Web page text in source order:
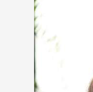
- Quy định & Pháp lý: Brazil
24h đối với các giao dịch
hoặc ví tự quản. Fork BIP-
hashpower, khoảng cách
Lời khuyên từ chuyên gia:
ưu thế. Nhà đầu tư nên
từ dòng vốn ETF (tuần tốt